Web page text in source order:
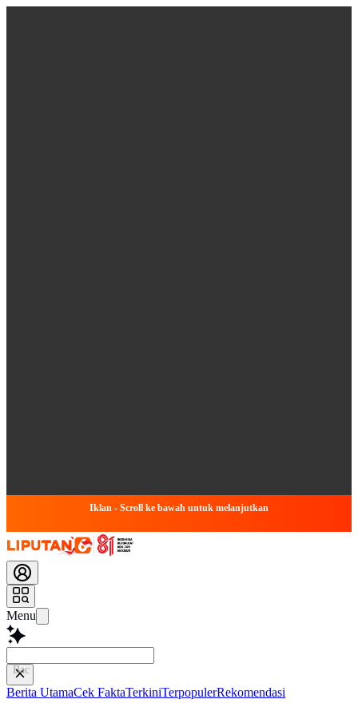
Iklan - Scroll ke bawah untuk melanjutkan
Menu
Baca lebih cepa
Berita UtamaCek FaktaTerkiniTerpopulerRekomendasi